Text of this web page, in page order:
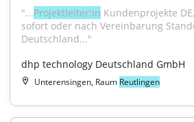
"...Projektleiter:in Kundenprojekte
sofort oder nach Vereinbarung
Deutschland..."
dhp technology Deutschland GmbH
Unterensingen, Raum Reutlingen